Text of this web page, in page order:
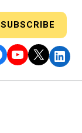
SUBSCRIBE
YouTube X LinkedIn